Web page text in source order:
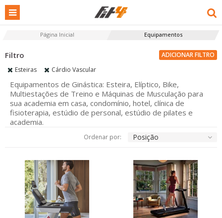
Página Inicial Equipamentos
ADICIONAR FILTRO
Esteiras
Cárdio Vascular
Equipamentos de Ginástica: Esteira, Elíptico, Bike,
Multiestações de Treino e Máquinas de Musculação para
sua academia em casa, condomínio, hotel, clínica de
fisioterapia, estúdio de personal, estúdio de pilates e
academia.
Ordenar por: Posição